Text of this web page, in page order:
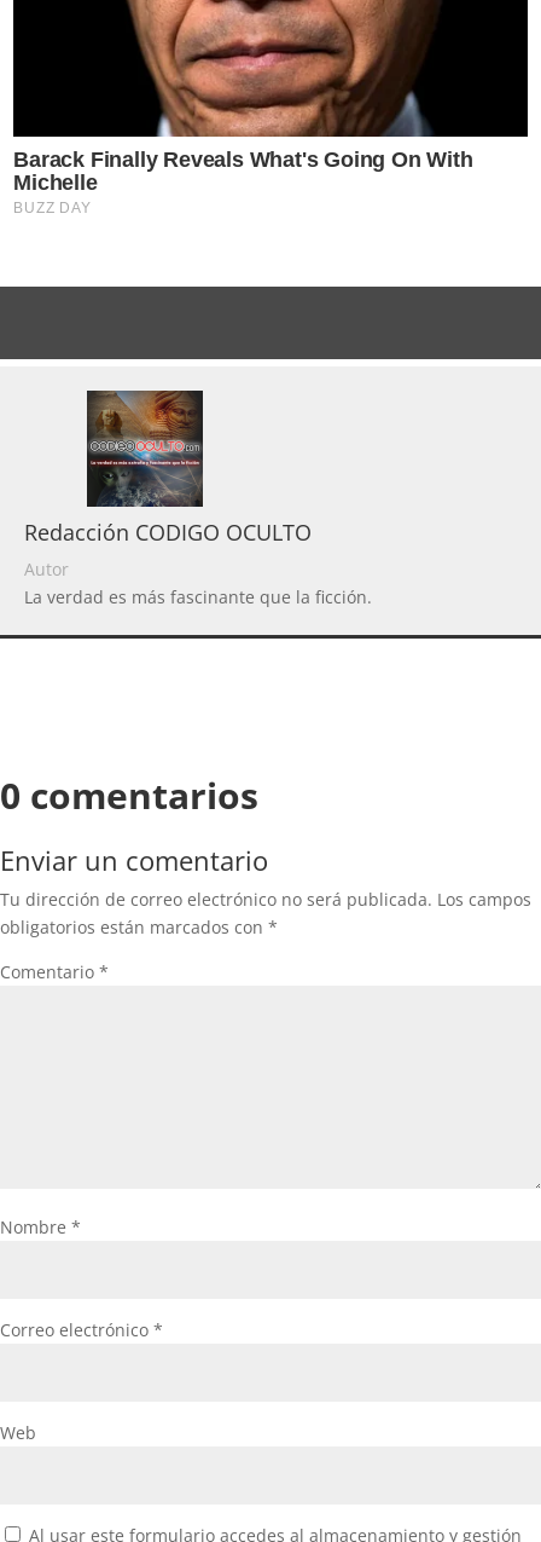
Redacción CODIGO OCULTO
Autor
La verdad es más fascinante que la ficción.
0 comentarios
Enviar un comentario
Tu dirección de correo electrónico no será publicada. Los campos
obligatorios están marcados con *
Comentario *
Nombre *
Correo electrónico *
Web
Al usar este formulario accedes al almacenamiento y gestión